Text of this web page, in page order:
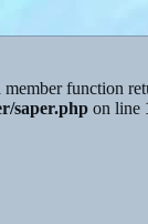
member function
saper.php on line